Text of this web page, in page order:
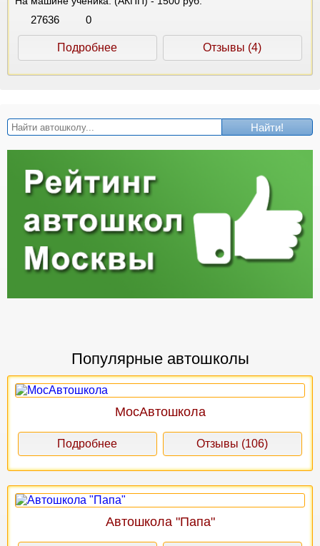
27636 0
Подробнее Отзывы (4)
Найти!
Популярные автошколы
МосАвтошкола
Подробнее Отзывы (106)
Автошкола "Папа"